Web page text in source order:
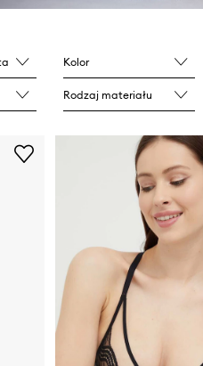
Kolor
Rodzaj materiału